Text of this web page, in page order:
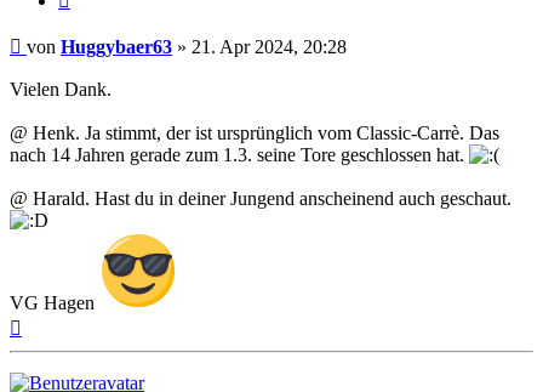
Beitrag
von Huggybaer63 » 21. Apr 2024, 20:28
Vielen Dank.
@ Henk. Ja stimmt, der ist ursprünglich vom Classic-Carrè. Das
nach 14 Jahren gerade zum 1.3. seine Tore geschlossen hat.
@ Harald. Hast du in deiner Jungend anscheinend auch geschaut.
VG Hagen